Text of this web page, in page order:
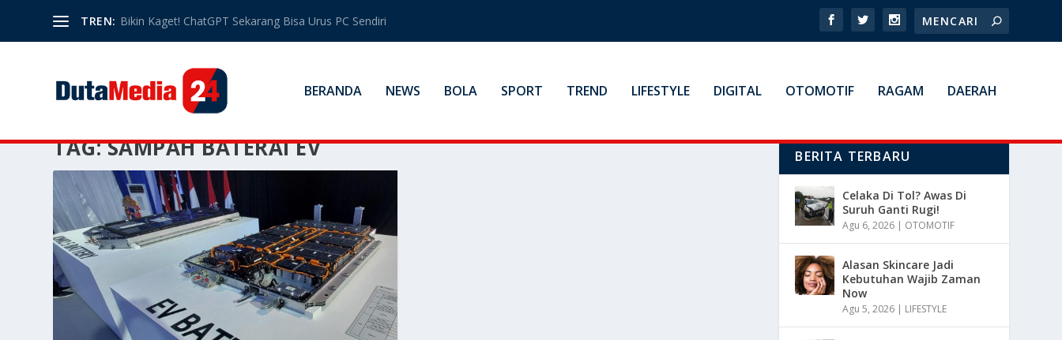
TREN: Bikin Kaget! ChatGPT Sekarang Bisa Urus PC Sendiri
BERANDA NEWS BOLA SPORT TREND LIFESTYLE DIGITAL OTOMOTIF RAGAM DAERAH
TAG:SAMPAH BATERAI EV BERITA TERBARU
Celaka Di Tol? Awas Di
Suruh Ganti Rugi!
Agu 6, 2026 | OTOMOTIF
Alasan Skincare Jadi
Kebutuhan Wajib Zaman
Now
Agu 5, 2026 | LIFESTYLE